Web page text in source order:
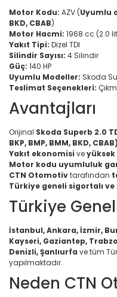
Motor Kodu: AZV (Uyumlu
BKD, CBAB)
Motor Hacmi: 1968 cc (2.0
Yakıt Tipi: Dizel TDI
Silindir Sayısı: 4 Silindir
Güç: 140 HP
Uyumlu Modeller: Skoda
Teslimat Seçenekleri:
Avantajları
Orijinal Skoda Superb 2.0
BKP, BMP, BMM, BKD, CBAB)
Yakıt ekonomisi ve
Motor kodu uyumluluk
CTN Otomotivtarafından
Türkiye geneli sigortalı ve
Türkiye
İstanbul, Ankara, İzmir,
Kayseri, Gaziantep,
Denizli, Şanlıurfa ve tüm
yapılmaktadır.
Neden CTN